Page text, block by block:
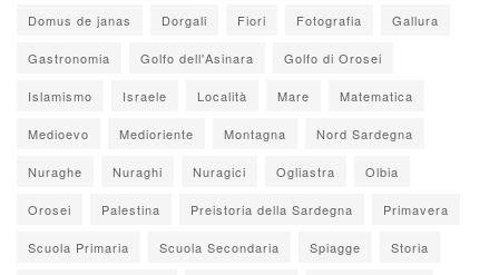
Domus de janas Dorgali Fiori Fotografia Gallura
Gastronomia Golfo dell'Asinara Golfo di Orosei
Islamismo Israele Località Mare Matematica
Medioevo Medioriente Montagna Nord Sardegna
Nuraghe Nuraghi Nuragici Ogliastra Olbia
Orosei Palestina Preistoria della Sardegna Primavera
Scuola Primaria Scuola Secondaria Spiagge Storia